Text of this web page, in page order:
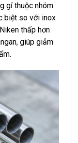
gỉ thuộc nhóm
biệt so với inox
thấp hơn
giúp giảm